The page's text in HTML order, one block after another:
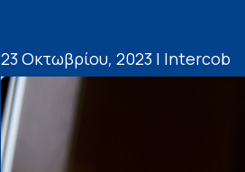
23 Οκτωβρίου, 2023 | Intercob